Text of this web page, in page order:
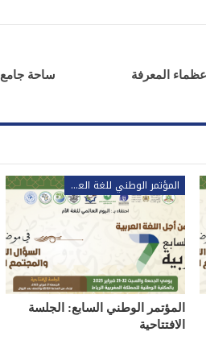
المعرفة
ساحة جامع
المؤتمر الوطني للغة العربية
المؤتمر الوطني السابع: الجلسة
الافتتاحية